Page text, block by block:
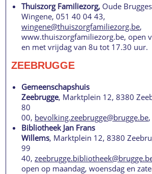
Thuiszorg Familiezorg, Oude
Wingene, 051 40 04 43,
wingene@thuiszorgfamiliezorg.be,
www.thuiszorgfamiliezorg.be, open
en met vrijdag van 8u tot 17.30 uur.
ZEEBRUGGE
Gemeenschapshuis
Zeebrugge, Marktplein 12, 8380
80
00, bevolking.zeebrugge@brugge.be
Bibliotheek Jan Frans
Willems, Marktplein 12, 8380
99
40,
open op maandag, woensdag en